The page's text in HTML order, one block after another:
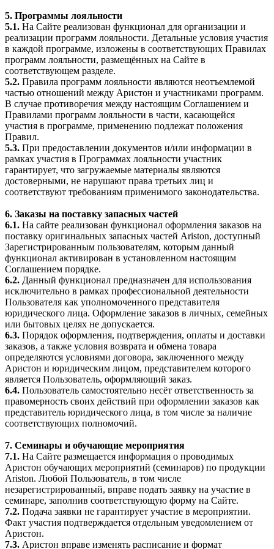
5. Программы лояльности
5.1. На Сайте реализован функционал для организации и
реализации программ лояльности. Детальные условия участия
в каждой программе, изложены в соответствующих Правилах
программ лояльности, размещённых на Сайте в
соответствующем разделе.
5.2. Правила программ лояльности являются неотъемлемой
частью отношений между Аристон и участниками программ.
В случае противоречия между настоящим Соглашением и
Правилами программ лояльности в части, касающейся
участия в программе, применению подлежат положения
Правил.
5.3. При предоставлении документов и/или информации в
рамках участия в Программах лояльности участник
гарантирует, что загружаемые материалы являются
достоверными, не нарушают права третьих лиц и
соответствуют требованиям применимого законодательства.
6. Заказы на поставку запасных частей
6.1. На сайте реализован функционал оформления заказов на
поставку оригинальных запасных частей Ariston, доступный
Зарегистрированным пользователям, которым данный
функционал активирован в установленном настоящим
Соглашением порядке.
6.2. Данный функционал предназначен для использования
исключительно в рамках профессиональной деятельности
Пользователя как уполномоченного представителя
юридического лица. Оформление заказов в личных, семейных
или бытовых целях не допускается.
6.3. Порядок оформления, подтверждения, оплаты и доставки
заказов, а также условия возврата и обмена товара
определяются условиями договора, заключенного между
Аристон и юридическим лицом, представителем которого
является Пользователь, оформляющий заказ.
6.4. Пользователь самостоятельно несёт ответственность за
правомерность своих действий при оформлении заказов как
представитель юридического лица, в том числе за наличие
соответствующих полномочий.
7. Семинары и обучающие мероприятия
7.1. На Сайте размещается информация о проводимых
Аристон обучающих мероприятий (семинаров) по продукции
Ariston. Любой Пользователь, в том числе
незарегистрированный, вправе подать заявку на участие в
семинаре, заполнив соответствующую форму на Сайте.
7.2. Подача заявки не гарантирует участие в мероприятии.
Факт участия подтверждается отдельным уведомлением от
Аристон.
7.3. Аристон вправе изменять расписание и формат